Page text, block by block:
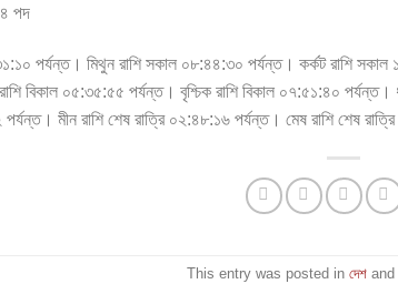
পদ
পর্যন্ত। মিথুন রাশি সকাল ০৮:৪৪:৩০ পর্যন্ত। কর্কট রাশি
বিকাল ০৫:৩৫:৫৫ পর্যন্ত। বৃশ্চিক রাশি বিকাল ০৭:৫১:৪০
পর্যন্ত। মীন রাশি শেষ রাত্রি ০২:৪৮:১৬ পর্যন্ত। মেষ রাশি শেষ
This entry was posted inদেশ and